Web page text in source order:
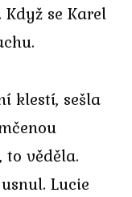
se Karel
klestí, sešla
to věděla.
Lucie